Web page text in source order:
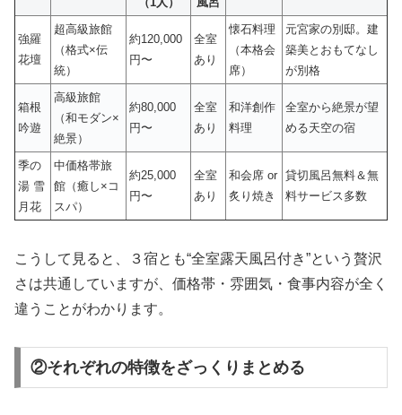
強羅
花壇
超高級旅館
（格式×伝
統）
約120,000
円〜
全室
あり
懐石料理
（本格会
席）
元宮家の別邸。建
築美とおもてなし
が別格
箱根
吟遊
高級旅館
（和モダン×
絶景）
約80,000
円〜
全室
あり
和洋創作
料理
全室から絶景が望
める天空の宿
季の
湯 雪
月花
中価格帯旅
館（癒し×コ
スパ）
約25,000
円〜
全室
あり
和会席 or
炙り焼き
貸切風呂無料＆無
料サービス多数
こうして見ると、３宿とも“全室露天風呂付き”という贅沢
さは共通していますが、価格帯・雰囲気・食事内容が全く
違うことがわかります。
②それぞれの特徴をざっくりまとめる